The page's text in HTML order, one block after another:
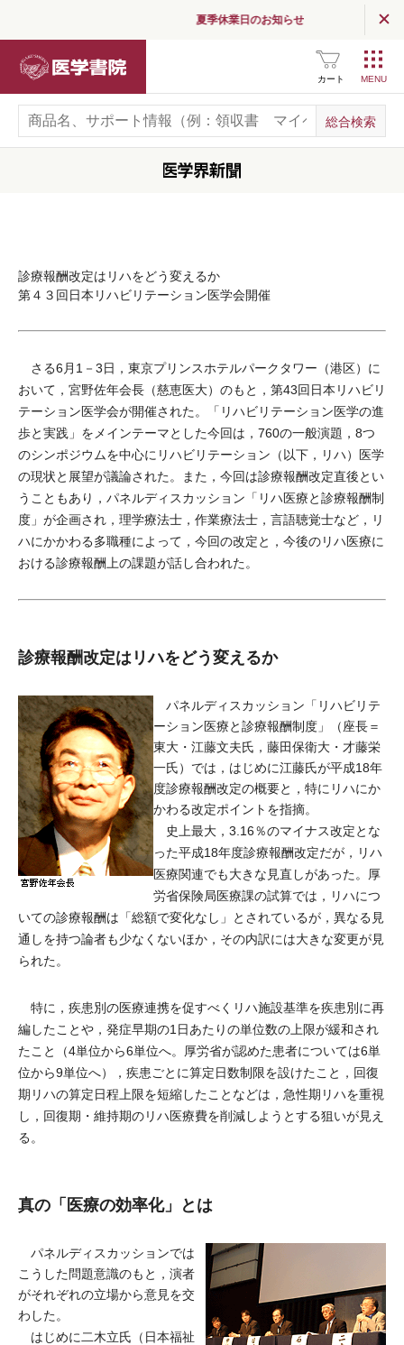
夏季休業日のお知らせ
カート
診療報酬改定はリハをどう変えるか
第４３回日本リハビリテーション医学会開催
さる6月1－3日，東京プリンスホテルパークタワー（港区）に
おいて，宮野佐年会長（慈恵医大）のもと，第43回日本リハビリ
テーション医学会が開催された。「リハビリテーション医学の進
歩と実践」をメインテーマとした今回は，760の一般演題，8つ
のシンポジウムを中心にリハビリテーション（以下，リハ）医学
の現状と展望が議論された。また，今回は診療報酬改定直後とい
うこともあり，パネルディスカッション「リハ医療と診療報酬制
度」が企画され，理学療法士，作業療法士，言語聴覚士など，リ
ハにかかわる多職種によって，今回の改定と，今後のリハ医療に
おける診療報酬上の課題が話し合われた。
診療報酬改定はリハをどう変えるか
パネルディスカッション「リハビリテ
ーション医療と診療報酬制度」（座長＝
東大・江藤文夫氏，藤田保衛大・才藤栄
一氏）では，はじめに江藤氏が平成18年
度診療報酬改定の概要と，特にリハにか
かわる改定ポイントを指摘。
史上最大，3.16％のマイナス改定とな
った平成18年度診療報酬改定だが，リハ
医療関連でも大きな見直しがあった。厚
労省保険局医療課の試算では，リハにつ
いての診療報酬は「総額で変化なし」とされているが，異なる見
通しを持つ論者も少なくないほか，その内訳には大きな変更が見
られた。
特に，疾患別の医療連携を促すべくリハ施設基準を疾患別に再
編したことや，発症早期の1日あたりの単位数の上限が緩和され
たこと（4単位から6単位へ。厚労省が認めた患者については6単
位から9単位へ），疾患ごとに算定日数制限を設けたこと，回復
期リハの算定日程上限を短縮したことなどは，急性期リハを重視
し，回復期・維持期のリハ医療費を削減しようとする狙いが見え
る。
真の「医療の効率化」とは
パネルディスカッションでは
こうした問題意識のもと，演者
がそれぞれの立場から意見を交
わした。
はじめに二木立氏（日本福祉